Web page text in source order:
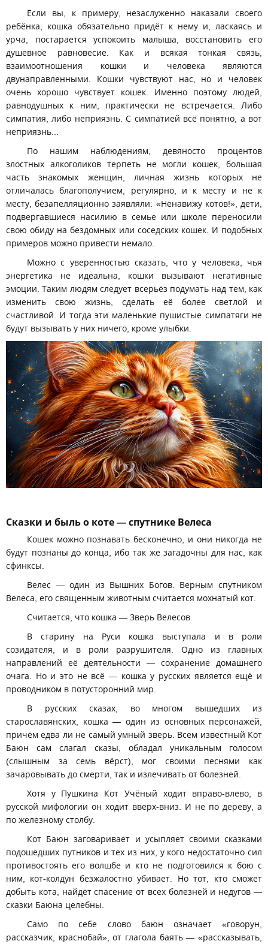
Если вы, к примеру, незаслуженно наказали своего
ребёнка, кошка обязательно придёт к нему и, ласкаясь и
урча, постарается успокоить малыша, восстановить его
душевное равновесие. Как и всякая тонкая связь,
взаимоотношения кошки и человека являются
двунаправленными. Кошки чувствуют нас, но и человек
очень хорошо чувствует кошек. Именно поэтому людей,
равнодушных к ним, практически не встречается. Либо
симпатия, либо неприязнь. С симпатией всё понятно, а вот
неприязнь...
По нашим наблюдениям, девяносто процентов
злостных алкоголиков терпеть не могли кошек, большая
часть знакомых женщин, личная жизнь которых не
отличалась благополучием, регулярно, и к месту и не к
месту, безапелляционно заявляли: «Ненавижу котов!», дети,
подвергавшиеся насилию в семье или школе переносили
свою обиду на бездомных или соседских кошек. И подобных
примеров можно привести немало.
Можно с уверенностью сказать, что у человека, чья
энергетика не идеальна, кошки вызывают негативные
эмоции. Таким людям следует всерьёз подумать над тем, как
изменить свою жизнь, сделать её более светлой и
счастливой. И тогда эти маленькие пушистые симпатяги не
будут вызывать у них ничего, кроме улыбки.
Сказки и быль о коте — спутнике Велеса
Кошек можно познавать бесконечно, и они никогда не
будут познаны до конца, ибо так же загадочны для нас, как
сфинксы.
Велес — один из Вышних Богов. Верным спутником
Велеса, его священным животным считается мохнатый кот.
Считается, что кошка — Зверь Велесов.
В старину на Руси кошка выступала и в роли
созидателя, и в роли разрушителя. Одно из главных
направлений её деятельности — сохранение домашнего
очага. Но и это не всё — кошка у русских является ещё и
проводником в потусторонний мир.
В русских сказах, во многом вышедших из
старославянских, кошка — один из основных персонажей,
причём едва ли не самый умный зверь. Всем известный Кот
Баюн сам слагал сказы, обладал уникальным голосом
(слышным за семь вёрст), мог своими песнями как
зачаровывать до смерти, так и излечивать от болезней.
Хотя у Пушкина Кот Учёный ходит вправо-влево, в
русской мифологии он ходит вверх-вниз. И не по дереву, а
по железному столбу.
Кот Баюн заговаривает и усыпляет своими сказками
подошедших путников и тех из них, у кого недостаточно сил
противостоять его волшбе и кто не подготовился к бою с
ним, кот-колдун безжалостно убивает. Но тот, кто сможет
добыть кота, найдёт спасение от всех болезней и недугов —
сказки Баюна целебны.
Само по себе слово баюн означает «говорун,
рассказчик, краснобай», от глагола баять — «рассказывать,